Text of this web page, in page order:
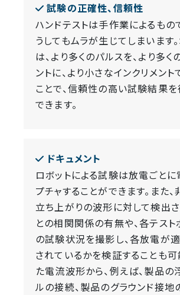
試験の正確性、信頼性
ハンドテストは手作業によるもの
うしてもムラが生じてしまいま
は、より多くのパルスを、より多く
ントに、より小さなインクリメン
ことで、信頼性の高い試験結果
できます。
ドキュメント
ロボットによる試験は放電ごと
プチャすることができます。また
立ち上がりの波形に対して検出
との相関関係の有無や、各テスト
の試験状況を撮影し、各放電が
されているかを検証することも可
た電流波形から、例えば、製品の
ルの接続、製品のグラウンド接